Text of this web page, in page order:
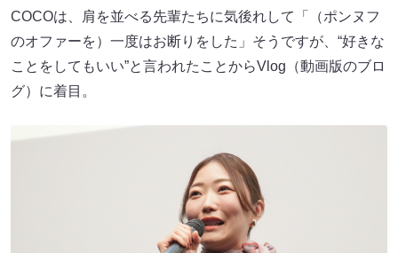
COCO​は、肩を並べる先輩たちに気後れして「（ポンヌフ
のオファーを）一度はお断りをした」そうですが、“好きな
ことをしてもいい”と言われたことからVlog（動画版のブロ
グ）に着目。